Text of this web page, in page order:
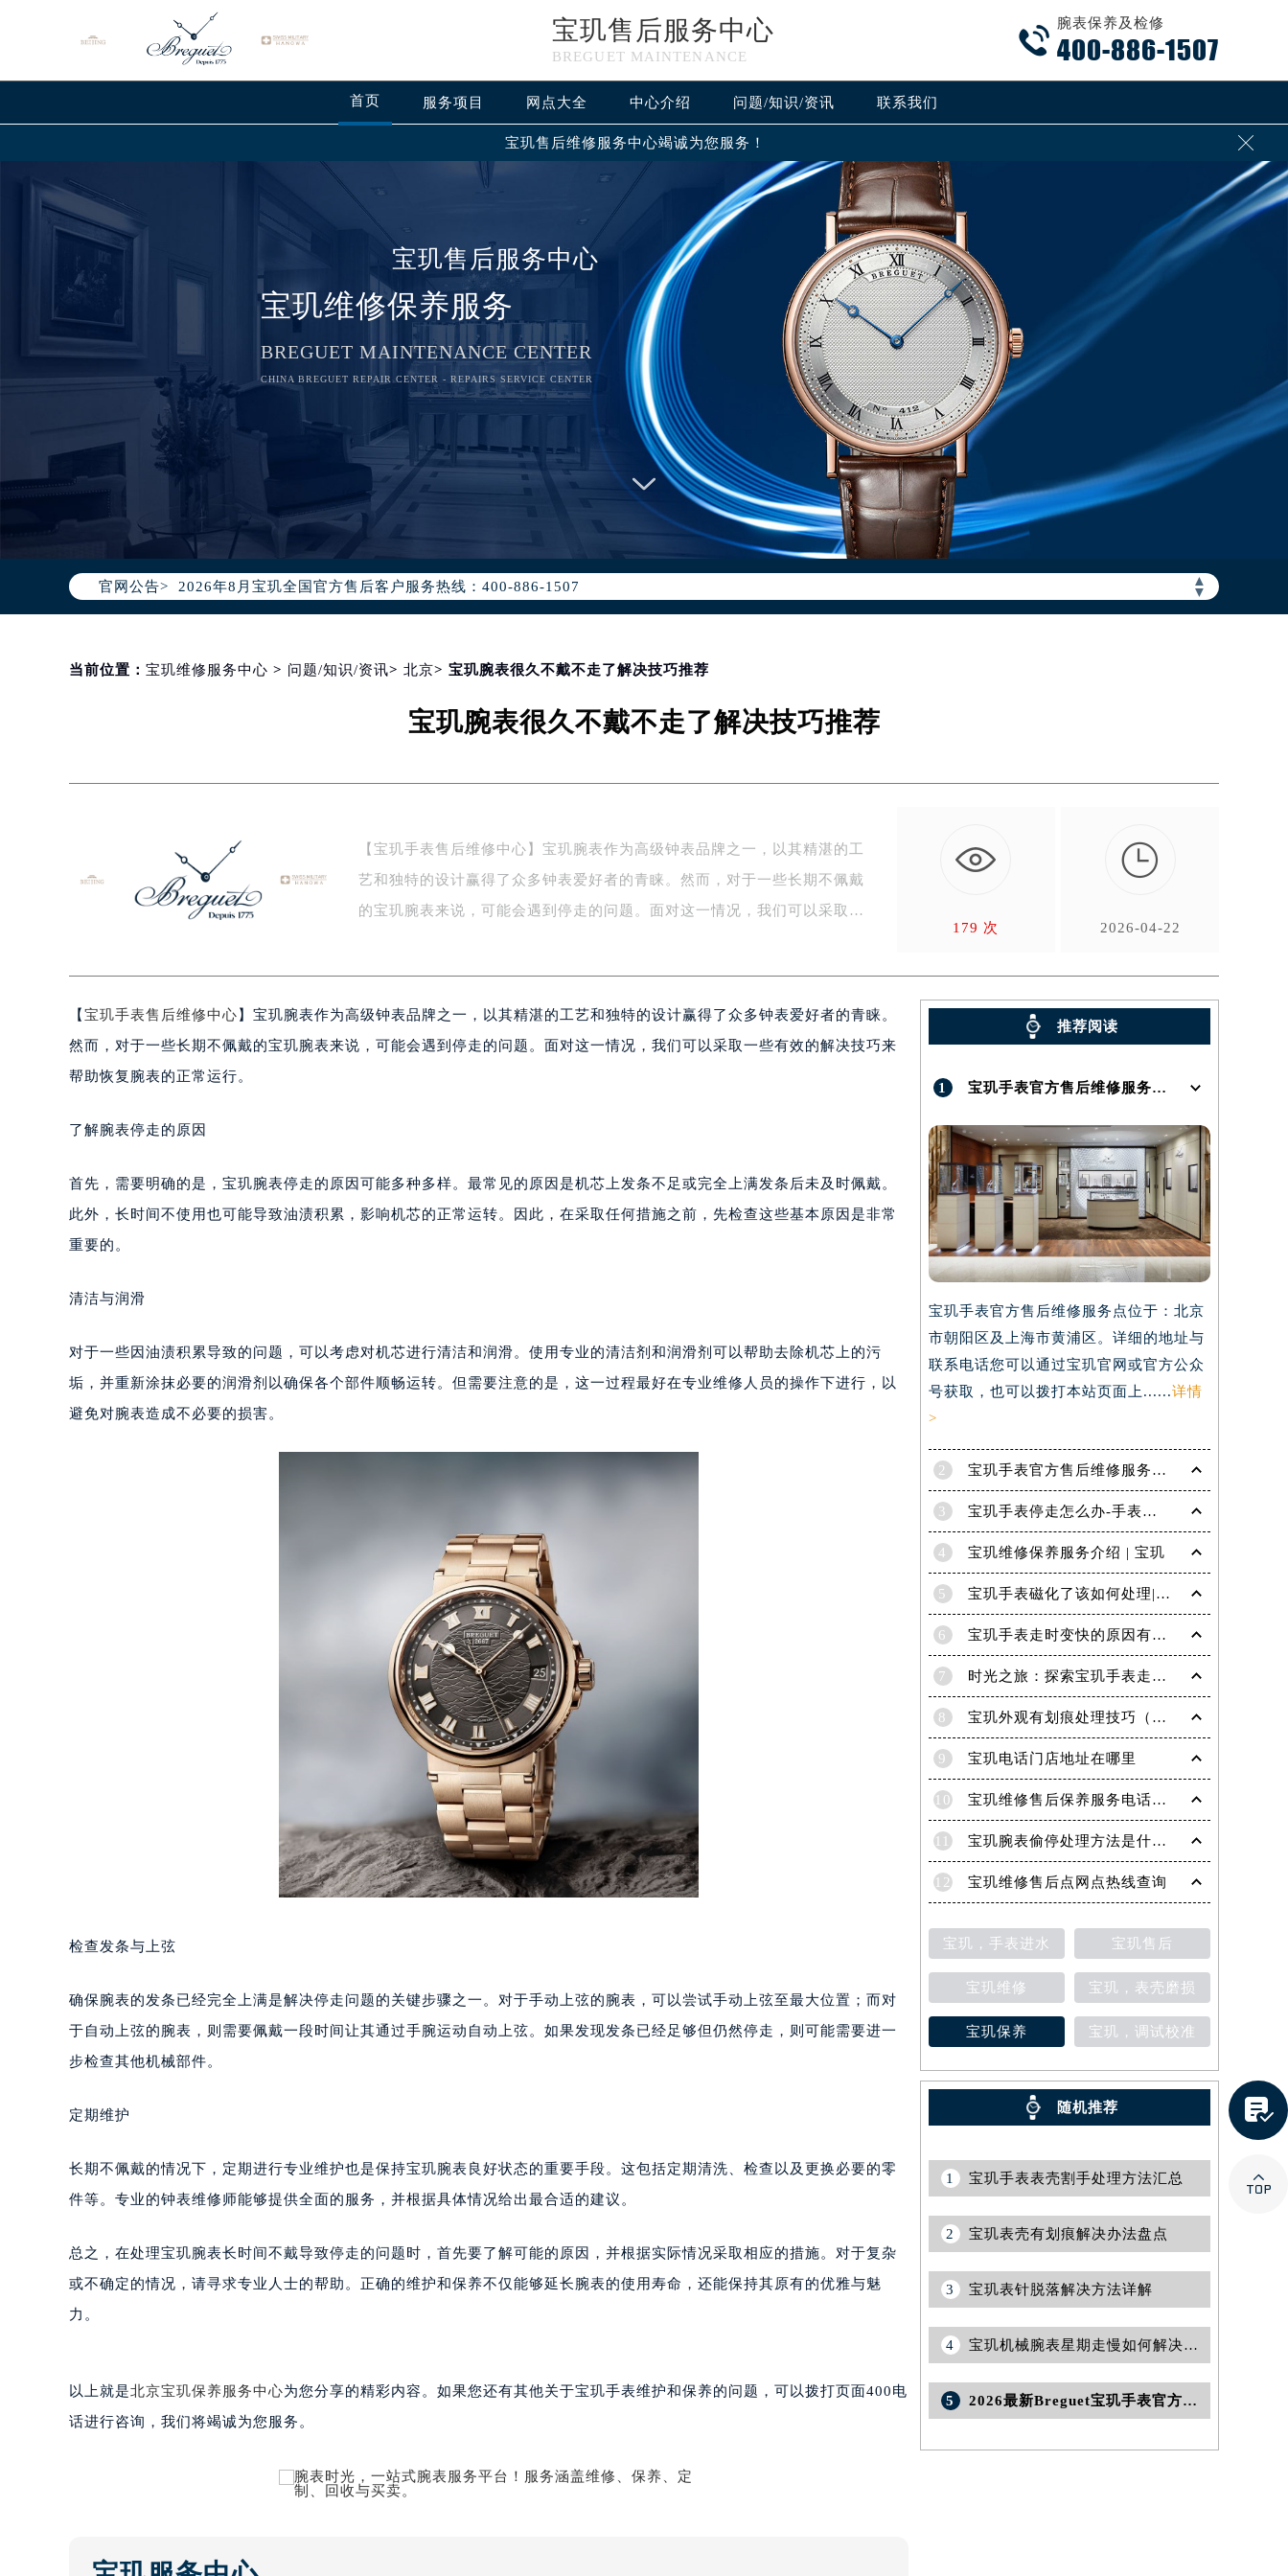
宝玑售后服务中心
BREGUET MAINTENANCE

腕表保养及检修
400-886-1507
首页 服务项目 网点大全 中心介绍 问题/知识/资讯 联系我们
宝玑售后维修服务中心竭诚为您服务！ 
宝玑售后服务中心
宝玑维修保养服务
BREGUET MAINTENANCE CENTER
CHINA BREGUET REPAIR CENTER - REPAIRS SERVICE CENTER
官网公告> ▲
▼
2026年8月宝玑中国区售后服务网络优化升级公告
2026年8月宝玑全国官方售后客户服务热线：400-886-1507
宝玑官方全国统一服务热线400-886-1507，服务覆盖中国大陆、香港、澳门、台湾全部区域（非大陆需加拨“+86”）
2026年8月宝玑售后服务中心最新网点地址：
北京市东城区东长安街1号东方广场写字楼W3座6层602室（需提前预约）
上海市徐汇区虹桥路3号港汇中心写字楼2座37层3705室（需提前预约）
扬州市邗江区国展路29号星耀天地写字楼1号楼18层1803室（需提前预约）
盐城市盐都区世纪大道5号盐城金融城写字楼1号楼16层1604室（需提前预约）
泰州市海陵区永定东路399号置地商务中心东塔写字楼（华润万象城）17层1706室（需提前预约）
绍兴市越城区胜利东路379号世茂天际中心写字楼8层805室（需提前预约）
嘉兴市南湖区广益路705号嘉兴世界贸易中心写字楼A座13层1304室（需提前预约）
南昌市红谷滩新区红谷中大道998号绿地双子塔（中央广场）A1座办公楼14层07室（需提前预约）
广州市天河区天河路230号万菱汇国际中心写字楼A塔7层704室（需提前预约）
深圳市罗湖区深南东路5001号华润大厦写字楼17层1701室（需提前预约）
惠州市惠城区江北文昌一路7号华贸大厦写字楼1座30层05室（需提前预约）
郑州市二七区铭功路10号华润大厦写字楼29层2905室（需提前预约）
太原市迎泽区解放路15号亨得利名表服务中心（品牌授权店）3层整层（需提前预约）
沈阳市沈河区中街路137号亨得利名表服务中心（品牌授权店）1层整层（需提前预约）
乌鲁木齐市天山区红山路26号时代广场（CCMALL）C座17层17-B（需提前预约）
大连市中山区人民路15号国际金融大厦7层G室（需提前预约）
佛山市禅城区季华五路57号万科金融中心C座12层1205室（需提前预约）
东莞市东城街道鸿福东路1号民盈国贸中心T1写字楼9层907室（需提前预约）
无锡市梁溪区人民中路139号恒隆广场写字楼1座11层1104室（需提前预约）
南通市崇川区工农路57号圆融广场写字楼16层1603室（需提前预约）
苏州市苏州工业园区星港街199号苏州中心办公楼C座22层08室（需提前预约）
武汉市江汉区解放大道686号世界贸易大厦38层09室（需提前预约）
南宁市青秀区金湖路59号地王大厦12楼1224室（需提前预约）
合肥市蜀山区潜山路111号万象城华润大厦B座12楼03室（需提前预约）
泉州市丰泽区宝洲路729号浦西万达中心写字楼A座7楼709室（需提前预约）
青岛市南区山东路6号华润大厦B座22层04室（需提前预约）
烟台市芝罘区胜利路139号万达金融中心A座907室（需提前预约）
长春市朝阳区西安大路727号中银大厦A座(旺进大厦)18层09室（需提前预约）
贵阳市南明区都司高架桥路33号亨特国际金融中心14楼14D（需提前预约）
海口市龙华区金贸东路5号海口华润大厦B座17层1707室（需提前预约）
唐山市路南区新华东道100号万达广场写字楼A座10层1002室（需提前预约）
台州市椒江区东海大道1800号腾达中心东1幢20楼2002室（需提前预约）
黑龙江省大庆市萨尔图区会战大街宝玑售后服务中心（需提前预约）
黑龙江省鹤岗市向阳区红军路宝玑售后服务中心（需提前预约）
黑龙江省鸡西市鸡冠区红军路宝玑售后服务中心（需提前预约）
黑龙江省佳木斯市向阳区长安路宝玑售后服务中心（需提前预约）
黑龙江省双鸭山市尖山区新兴大街宝玑售后服务中心（需提前预约）
黑龙江省绥化市北林区新华街与康庄路交叉口宝玑售后服务中心（需提前预约）
吉林省白山市浑江区浑江大街宝玑售后服务中心（需提前预约）
吉林省梅河口市新华街道梅河大街宝玑售后服务中心（需提前预约）
当前位置： 宝玑维修服务中心 > 问题/知识/资讯> 北京> 宝玑腕表很久不戴不走了解决技巧推荐
宝玑腕表很久不戴不走了解决技巧推荐
【宝玑手表售后维修中心】宝玑腕表作为高级钟表品牌之一，以其精湛的工
艺和独特的设计赢得了众多钟表爱好者的青睐。然而，对于一些长期不佩戴
的宝玑腕表来说，可能会遇到停走的问题。面对这一情况，我们可以采取
179 次

2026-04-22
【 宝玑手表售后维修中心 】宝玑腕表作为高级钟表品牌之一，以其精湛的工艺和独特的设计赢得了众多钟表爱好者的青睐。
然而，对于一些长期不佩戴的宝玑腕表来说，可能会遇到停走的问题。面对这一情况，我们可以采取一些有效的解决技巧来
帮助恢复腕表的正常运行。
了解腕表停走的原因
首先，需要明确的是，宝玑腕表停走的原因可能多种多样。最常见的原因是机芯上发条不足或完全上满发条后未及时佩戴。
此外，长时间不使用也可能导致油渍积累，影响机芯的正常运转。因此，在采取任何措施之前，先检查这些基本原因是非常
重要的。
清洁与润滑
对于一些因油渍积累导致的问题，可以考虑对机芯进行清洁和润滑。使用专业的清洁剂和润滑剂可以帮助去除机芯上的污
垢，并重新涂抹必要的润滑剂以确保各个部件顺畅运转。但需要注意的是，这一过程最好在专业维修人员的操作下进行，以
避免对腕表造成不必要的损害。
检查发条与上弦
确保腕表的发条已经完全上满是解决停走问题的关键步骤之一。对于手动上弦的腕表，可以尝试手动上弦至最大位置；而对
于自动上弦的腕表，则需要佩戴一段时间让其通过手腕运动自动上弦。如果发现发条已经足够但仍然停走，则可能需要进一
步检查其他机械部件。
定期维护
长期不佩戴的情况下，定期进行专业维护也是保持宝玑腕表良好状态的重要手段。这包括定期清洗、检查以及更换必要的零
件等。专业的钟表维修师能够提供全面的服务，并根据具体情况给出最合适的建议。
总之，在处理宝玑腕表长时间不戴导致停走的问题时，首先要了解可能的原因，并根据实际情况采取相应的措施。对于复杂
或不确定的情况，请寻求专业人士的帮助。正确的维护和保养不仅能够延长腕表的使用寿命，还能保持其原有的优雅与魅
力。
以上就是北京宝玑保养服务中心为您分享的精彩内容。如果您还有其他关于宝玑手表维护和保养的问题，可以拨打页面400电
话进行咨询，我们将竭诚为您服务。
推荐阅读
1 宝玑手表官方售后维修服务点地址在哪呢？
宝玑手表官方售后维修服务点位于：北京
市朝阳区及上海市黄浦区。详细的地址与
联系电话您可以通过宝玑官网或官方公众
号获取，也可以拨打本站页面上......详情
>
2 宝玑手表官方售后维修服务点电话是多少？
3 宝玑手表停走怎么办-手表停走的解决方法
4 宝玑维修保养服务介绍 | 宝玑
5 宝玑手表磁化了该如何处理|宝玑技师为您讲解
6 宝玑手表走时变快的原因有哪些？
7 时光之旅：探索宝玑手表走时的秘密
8 宝玑外观有划痕处理技巧（轻松修复爱表的实用方法）
9 宝玑电话门店地址在哪里
10 宝玑维修售后保养服务电话是多少
11 宝玑腕表偷停处理方法是什么（专业维修指南与常见故障排查）
12 宝玑维修售后点网点热线查询
宝玑，手表进水 宝玑售后
宝玑维修 宝玑，表壳磨损
宝玑保养 宝玑，调试校准
随机推荐
1 宝玑手表表壳割手处理方法汇总
2 宝玑表壳有划痕解决办法盘点
3 宝玑表针脱落解决方法详解
4 宝玑机械腕表星期走慢如何解决？精准调校，尽显时间艺术之美
5 2026最新Breguet宝玑手表官方维修保养中心网点地址调研报告

